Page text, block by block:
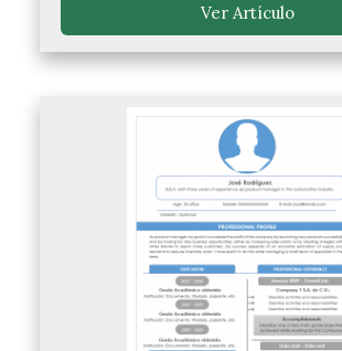
Ver Artículo